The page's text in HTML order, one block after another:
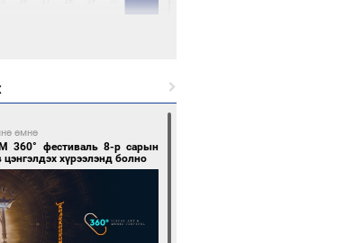
тахилгад оролцлоо
өмнө
өмнө
360° фестиваль 8-р сарын
хүрээлэнд болно